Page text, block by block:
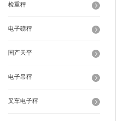
检重秤
电子磅秤
国产天平
电子吊秤
叉车电子秤